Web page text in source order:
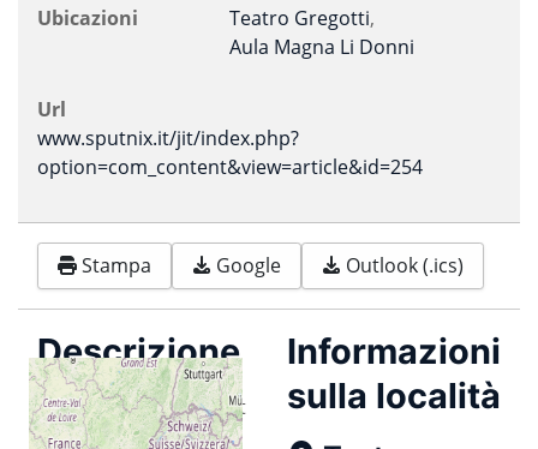
Ubicazioni Teatro Gregotti,
Aula Magna Li Donni
Url
www.sputnix.it/jit/index.php?
option=com_content&view=article&id=254
Stampa Google Outlook (.ics)
Descrizione
Organized by Sputnix.it
Informazioni
sulla località